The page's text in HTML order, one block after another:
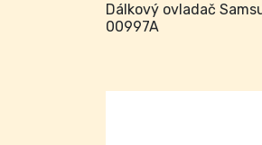
Dálkový ovladač
00997A